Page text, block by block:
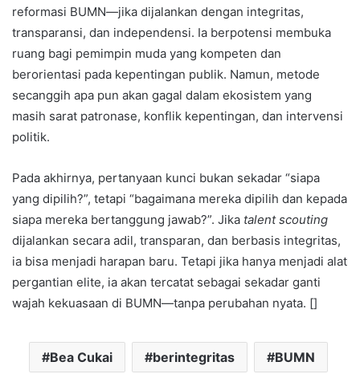
reformasi BUMN—jika dijalankan dengan integritas,
transparansi, dan independensi. Ia berpotensi membuka
ruang bagi pemimpin muda yang kompeten dan
berorientasi pada kepentingan publik. Namun, metode
secanggih apa pun akan gagal dalam ekosistem yang
masih sarat patronase, konflik kepentingan, dan intervensi
politik.
Pada akhirnya, pertanyaan kunci bukan sekadar “siapa
yang dipilih?”, tetapi “bagaimana mereka dipilih dan kepada
siapa mereka bertanggung jawab?”. Jika talent scouting
dijalankan secara adil, transparan, dan berbasis integritas,
ia bisa menjadi harapan baru. Tetapi jika hanya menjadi alat
pergantian elite, ia akan tercatat sebagai sekadar ganti
wajah kekuasaan di BUMN—tanpa perubahan nyata. []
Bea Cukai berintegritas BUMN